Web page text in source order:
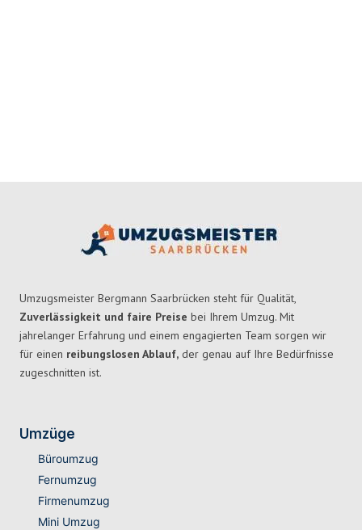
Umzugsmeister Bergmann Saarbrücken steht für Qualität,
Zuverlässigkeit und faire Preise bei Ihrem Umzug. Mit
jahrelanger Erfahrung und einem engagierten Team sorgen wir
für einen reibungslosen Ablauf, der genau auf Ihre Bedürfnisse
zugeschnitten ist.
Umzüge
Büroumzug
Fernumzug
Firmenumzug
Mini Umzug